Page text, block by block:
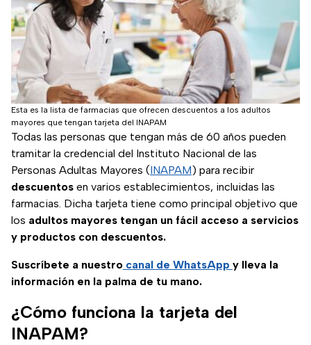
Esta es la lista de farmacias que ofrecen descuentos a los adultos
mayores que tengan tarjeta del INAPAM
Todas las personas que tengan más de 60 años pueden
tramitar la credencial del Instituto Nacional de las
Personas Adultas Mayores (INAPAM) para recibir
descuentos en varios establecimientos, incluidas las
farmacias. Dicha tarjeta tiene como principal objetivo que
los adultos mayores tengan un fácil acceso a servicios
y productos con descuentos.
Suscríbete a nuestro canal de WhatsApp y lleva la
información en la palma de tu mano.
¿Cómo funciona la tarjeta del
INAPAM?